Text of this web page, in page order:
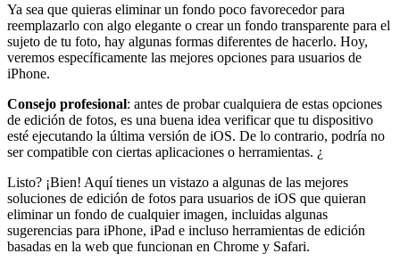
Ya sea que quieras eliminar un fondo poco favorecedor para
reemplazarlo con algo elegante o crear un fondo transparente para el
sujeto de tu foto, hay algunas formas diferentes de hacerlo. Hoy,
veremos específicamente las mejores opciones para usuarios de
iPhone.
Consejo profesional: antes de probar cualquiera de estas opciones
de edición de fotos, es una buena idea verificar que tu dispositivo
esté ejecutando la última versión de iOS. De lo contrario, podría no
ser compatible con ciertas aplicaciones o herramientas. ¿
Listo? ¡Bien! Aquí tienes un vistazo a algunas de las mejores
soluciones de edición de fotos para usuarios de iOS que quieran
eliminar un fondo de cualquier imagen, incluidas algunas
sugerencias para iPhone, iPad e incluso herramientas de edición
basadas en la web que funcionan en Chrome y Safari.